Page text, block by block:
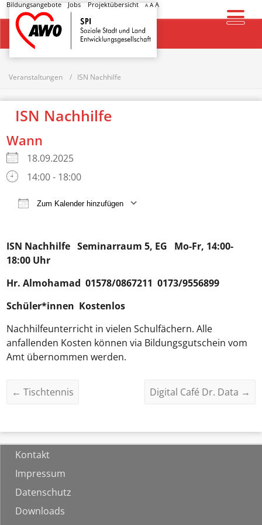
Bildungsangebote Jobs Projektübersicht A AA
Startseite
Veranstaltungen ISN Nachhilfe
ISN Nachhilfe
Wann
18.09.2025
14:00 - 18:00
Zum Kalender hinzufügen
ISN Nachhilfe Seminarraum 5, EG Mo-Fr, 14:00-
18:00 Uhr
Hr.Almohamad 01578/0867211 0173/9556899
Schüler*innen Kostenlos
Nachhilfeunterricht in vielen Schulfächern. Alle
anfallenden Kosten können via Bildungsgutschein vom
Amt übernommen werden.
← Tischtennis Digital Café Dr. Data →
Kontakt
Impressum
Datenschutz
Downloads